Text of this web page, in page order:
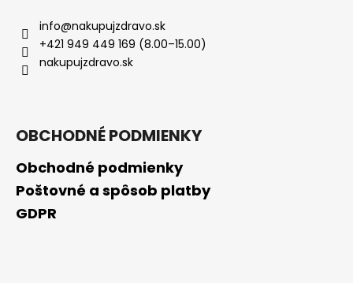
info@nakupujzdravo.sk
+421 949 449 169 (8.00–15.00)
nakupujzdravo.sk
OBCHODNÉ PODMIENKY
Obchodné podmienky
Poštovné a spôsob platby
GDPR